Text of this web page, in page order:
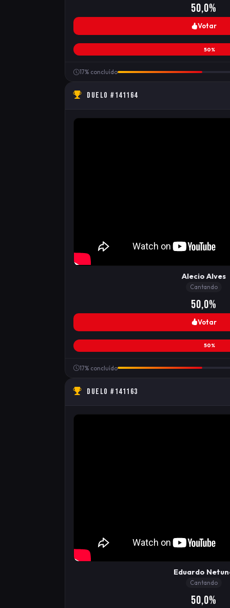
50,0%
Votar
50%
17% concluído
DUELO #141164
Alecio Alves
Cantando
50,0%
Votar
50%
17% concluído
DUELO #141163
Eduardo
Cantando
50,0%